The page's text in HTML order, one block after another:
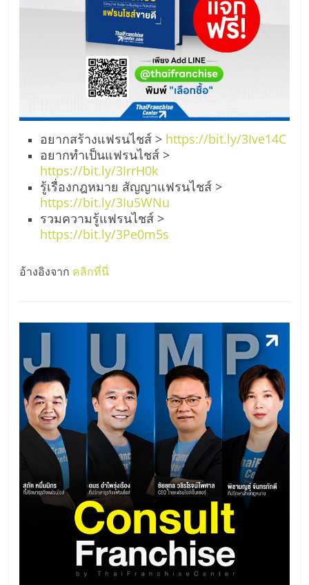
อยากสร้างแฟรนไชส์ > https://bit.ly/3Ive14C
อยากทำเป็นแฟรนไชส์ >
https://bit.ly/3IrrH0k
รู้เรื่องกฎหมาย สัญญาแฟรนไชส์ >
https://bit.ly/3Iu5WNu
รวมความรู้แฟรนไชส์ >
https://bit.ly/3Pe0m5s
อ้างอิงจาก คลิกที่นี่